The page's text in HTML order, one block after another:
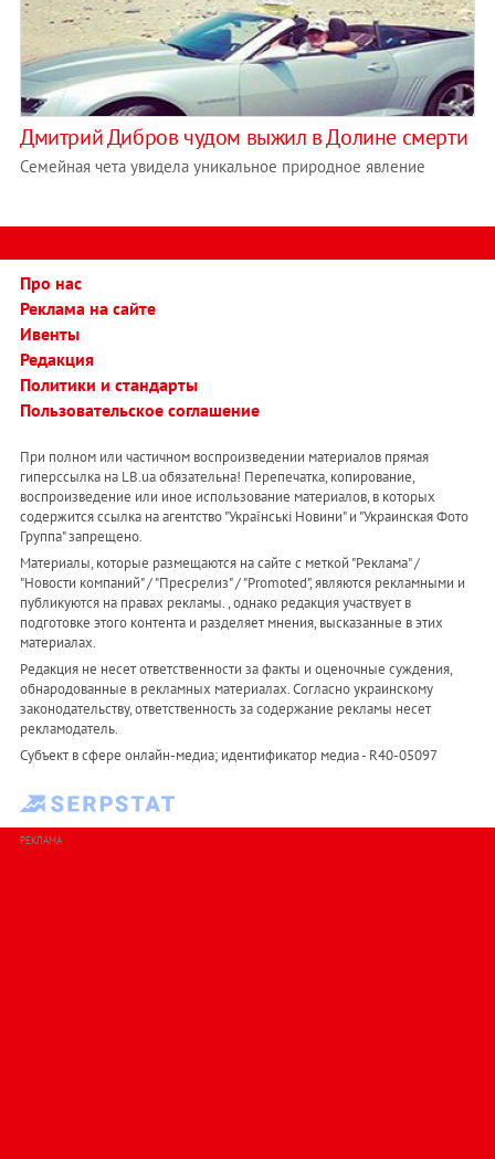
Дмитрий Дибров чудом выжил в Долине смерти
Семейная чета увидела уникальное природное явление
Про нас
Реклама на сайте
Ивенты
Редакция
Политики и стандарты
Пользовательское соглашение
При полном или частичном воспроизведении материалов прямая
гиперссылка на LB.ua обязательна! Перепечатка, копирование,
воспроизведение или иное использование материалов, в которых
содержится ссылка на агентство "Українськi Новини" и "Украинская Фото
Группа" запрещено.
Материалы, которые размещаются на сайте с меткой "Реклама" /
"Новости компаний" / "Пресрелиз" / "Promoted", являются рекламными и
публикуются на правах рекламы. , однако редакция участвует в
подготовке этого контента и разделяет мнения, высказанные в этих
материалах.
Редакция не несет ответственности за факты и оценочные суждения,
обнародованные в рекламных материалах. Согласно украинскому
законодательству, ответственность за содержание рекламы несет
рекламодатель.
Субъект в сфере онлайн-медиа; идентификатор медиа - R40-05097
РЕКЛАМА